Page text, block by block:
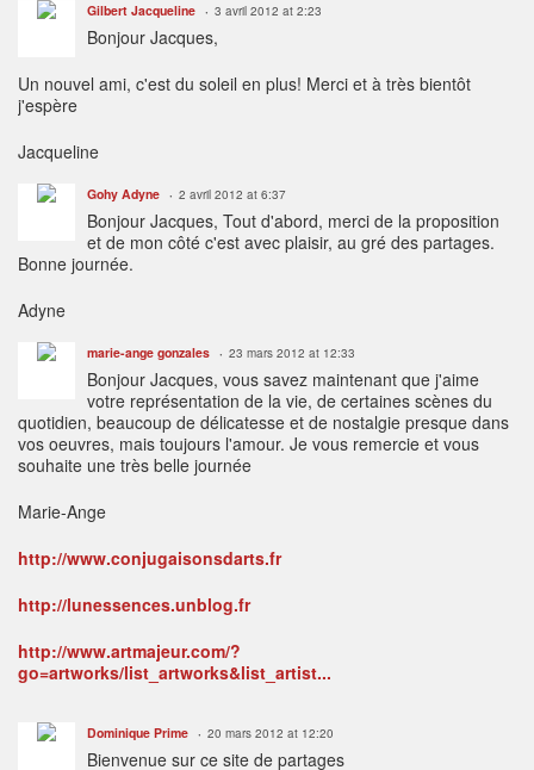
Gilbert Jacqueline 3 avril 2012 at 2:23
Bonjour Jacques,
Un nouvel ami, c'est du soleil en plus! Merci et à très bientôt
j'espère
Jacqueline
Gohy Adyne 2 avril 2012 at 6:37
Bonjour Jacques, Tout d'abord, merci de la proposition
et de mon côté c'est avec plaisir, au gré des partages.
Bonne journée.
Adyne
marie-ange gonzales 23 mars 2012 at 12:33
Bonjour Jacques, vous savez maintenant que j'aime
votre représentation de la vie, de certaines scènes du
quotidien, beaucoup de délicatesse et de nostalgie presque dans
vos oeuvres, mais toujours l'amour. Je vous remercie et vous
souhaite une très belle journée
Marie-Ange
http://www.conjugaisonsdarts.fr
http://lunessences.unblog.fr
http://www.artmajeur.com/?
go=artworks/list_artworks&list_artist...
Dominique Prime 20 mars 2012 at 12:20
Bienvenue sur ce site de partages